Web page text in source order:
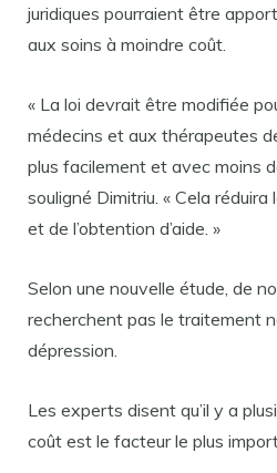
juridiques pourraient être
aux soins à moindre coût.
« La loi devrait être modifiée
médecins et aux thérapeutes
plus facilement et avec moins
souligné Dimitriu. « Cela
et de l’obtention d’aide. »
Selon une nouvelle étude, de
recherchent pas le traitement
dépression.
Les experts disent qu’il y a
coût est le facteur le plus